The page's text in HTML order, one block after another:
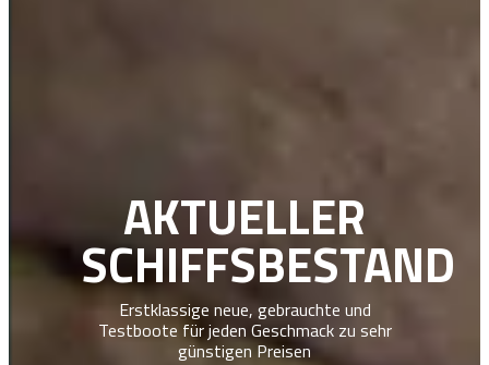
AKTUELLER
SCHIFFSBESTAND
Erstklassige neue, gebrauchte und
Testboote für jeden Geschmack zu sehr
günstigen Preisen